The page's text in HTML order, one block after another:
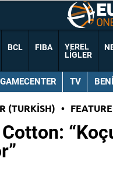
BCL FIBA
YEREL
LIGLER
TV
(TURKISH) •